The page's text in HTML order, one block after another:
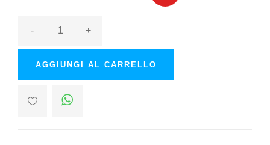
- +
AGGIUNGI AL CARRELLO